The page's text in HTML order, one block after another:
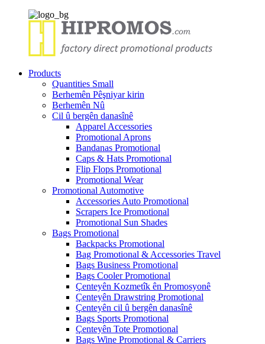
Products
Quantities Small
Berhemên Pêşniyar kirin
Berhemên Nû
Cil û bergên danasînê
Apparel Accessories
Promotional Aprons
Bandanas Promotional
Caps & Hats Promotional
Flip Flops Promotional
Promotional Wear
Promotional Automotive
Accessories Auto Promotional
Scrapers Ice Promotional
Promotional Sun Shades
Bags Promotional
Backpacks Promotional
Bag Promotional & Accessories Travel
Bags Business Promotional
Bags Cooler Promotional
Çenteyên Kozmetîk ên Promosyonê
Çenteyên Drawstring Promotional
Çenteyên cil û bergên danasînê
Bags Sports Promotional
Çenteyên Tote Promotional
Bags Wine Promotional & Carriers